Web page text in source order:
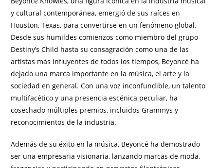
y cultural contemporánea, emergió de sus raíces en
Houston, Texas, para convertirse en un fenómeno global.
Desde sus humildes comienzos como miembro del grupo
Destiny’s Child hasta su consagración como una de las
artistas más influyentes de todos los tiempos, Beyoncé ha
dejado una marca importante en la música, el arte y la
sociedad en general. Con una voz inconfundible, un talento
multifacético y una presencia escénica peculiar, ha
cosechado múltiples premios, incluidos Grammys y
reconocimientos de la industria.
Además de su éxito en la música, Beyoncé ha demostrado
ser una empresaria visionaria, lanzando marcas de moda,